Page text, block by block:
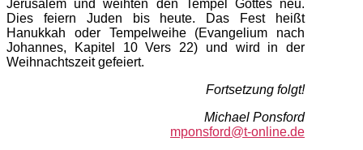
Jerusalem und weihten den Tempel Gottes neu.
Dies feiern Juden bis heute. Das Fest heißt
Hanukkah oder Tempelweihe (Evangelium nach
Johannes, Kapitel 10 Vers 22) und wird in der
Weihnachtszeit gefeiert.
Fortsetzung folgt!
Michael Ponsford
mponsford@t-online.de